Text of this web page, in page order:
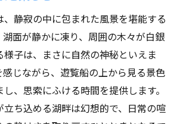
静寂の中に包まれた風景を堪能する
面が静かに凍り、周囲の木々が白銀
様子は、まさに自然の神秘といえま
感じながら、遊覧船の上から見る景色
、思索にふける時間を提供します。
立ち込める湖畔は幻想的で、日常の喧